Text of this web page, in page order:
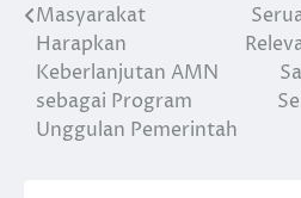
Post
navigation
Masyarakat
Harapkan
Keberlanjutan AMN
sebagai Program
Unggulan Pemerintah